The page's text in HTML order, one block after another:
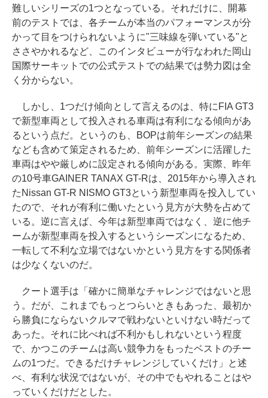
難しいシリーズの1つとなっている。それだけに、開幕
前のテストでは、各チームが本当のパフォーマンスが分
かって目をつけられないように"三味線を弾いている"と
ささやかれるなど、このインタビューが行なわれた岡山
国際サーキットでの公式テストでの結果では勢力図は全
く分からない。
しかし、1つだけ傾向として言えるのは、特にFIA GT3
で新型車両として投入される車両は有利になる傾向があ
るという点だ。というのも、BOPは前年シーズンの結果
なども含めて策定されるため、前年シーズンに活躍した
車両はやや厳しめに設定される傾向がある。実際、昨年
の10号車GAINER TANAX GT-Rは、2015年から導入され
たNissan GT-R NISMO GT3という新型車両を投入してい
たので、それが有利に働いたという見方が大勢を占めて
いる。逆に言えば、今年は新型車両ではなく、逆に他チ
ームが新型車両を投入するというシーズンになるため、
一転して不利な立場ではないかという見方をする関係者
は少なくないのだ。
クート選手は「確かに簡単なチャレンジではないと思
う。だが、これまでもっとつらいときもあった、最初か
ら勝負にならないクルマで戦わないといけない時だって
あった。それに比べれば不利かもしれないという程度
で、かつこのチームは高い競争力をもったベストのチー
ムの1つだ。できるだけチャレンジしていくだけ」と述
べ、有利な状況ではないが、その中でもやれることはや
っていくだけだとした。